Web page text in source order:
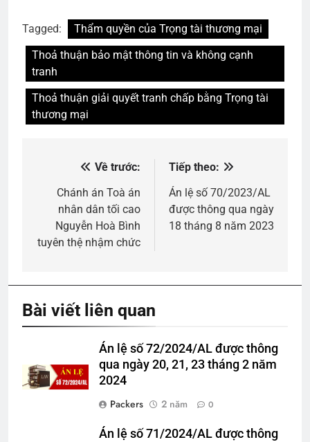
Tagged:
Thẩm quyền của Trọng tài thương mại
Thoả thuận bảo mật thông tin và không cạnh
tranh
Thoả thuận giải quyết tranh chấp bằng Trọng tài
thương mại
hướng
bài
viết
Về trước:
Chánh án Toà án
nhân dân tối cao
Nguyễn Hoà Bình
tuyên thệ nhậm chức
Tiếp theo:
Án lệ số 70/2023/AL
được thông qua ngày
18 tháng 8 năm 2023
Bài viết liên quan
Án lệ số 72/2024/AL được thông
qua ngày 20, 21, 23 tháng 2 năm
2024
Packers
2 năm 0
Án lệ số 71/2024/AL được thông